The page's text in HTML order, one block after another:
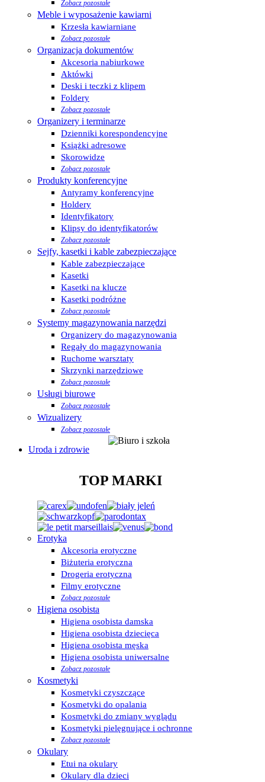
Zobacz pozostałe
Meble i wyposażenie kawiarni
Krzesła kawiarniane
Zobacz pozostałe
Organizacja dokumentów
Akcesoria nabiurkowe
Aktówki
Deski i teczki z klipem
Foldery
Zobacz pozostałe
Organizery i terminarze
Dzienniki korespondencyjne
Książki adresowe
Skorowidze
Zobacz pozostałe
Produkty konferencyjne
Antyramy konferencyjne
Holdery
Identyfikatory
Klipsy do identyfikatorów
Zobacz pozostałe
Sejfy, kasetki i kable zabezpieczające
Kable zabezpieczające
Kasetki
Kasetki na klucze
Kasetki podróżne
Zobacz pozostałe
Systemy magazynowania narzędzi
Organizery do magazynowania
Regały do magazynowania
Ruchome warsztaty
Skrzynki narzędziowe
Zobacz pozostałe
Usługi biurowe
Zobacz pozostałe
Wizualizery
Zobacz pozostałe
Uroda i zdrowie
TOP MARKI
Erotyka
Akcesoria erotyczne
Biżuteria erotyczna
Drogeria erotyczna
Filmy erotyczne
Zobacz pozostałe
Higiena osobista
Higiena osobista damska
Higiena osobista dziecięca
Higiena osobista męska
Higiena osobista uniwersalne
Zobacz pozostałe
Kosmetyki
Kosmetyki czyszczące
Kosmetyki do opalania
Kosmetyki do zmiany wyglądu
Kosmetyki pielęgnujące i ochronne
Zobacz pozostałe
Okulary
Etui na okulary
Okulary dla dzieci